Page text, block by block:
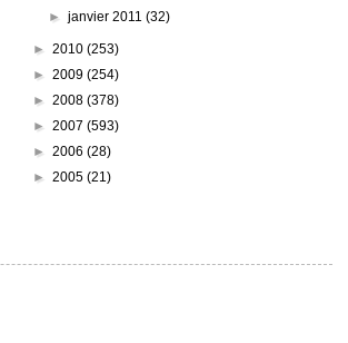
►janvier 2011(32)
► 2010 (253)
► 2009 (254)
► 2008 (378)
► 2007 (593)
► 2006 (28)
► 2005 (21)